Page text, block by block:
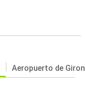
Aeropuerto de